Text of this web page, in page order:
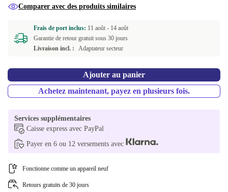
Comparer avec des produits similaires
Frais de port inclus: 11 août - 14 août
Garantie de retour gratuit sous 30 jours
Livraison incl. :
Adaptateur secteur
Ajouter au panier
Achetez maintenant, payez en plusieurs fois.
Services supplémentaires
Caisse express avec PayPal
Payer en 6 ou 12 versements avec
Fonctionne comme un appareil neuf
Retours gratuits de 30 jours